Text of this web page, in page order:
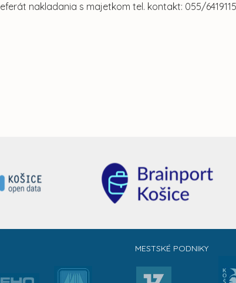
nakladania s majetkom tel. kontakt: 055/6419115
MESTSKÉ PODNIKY